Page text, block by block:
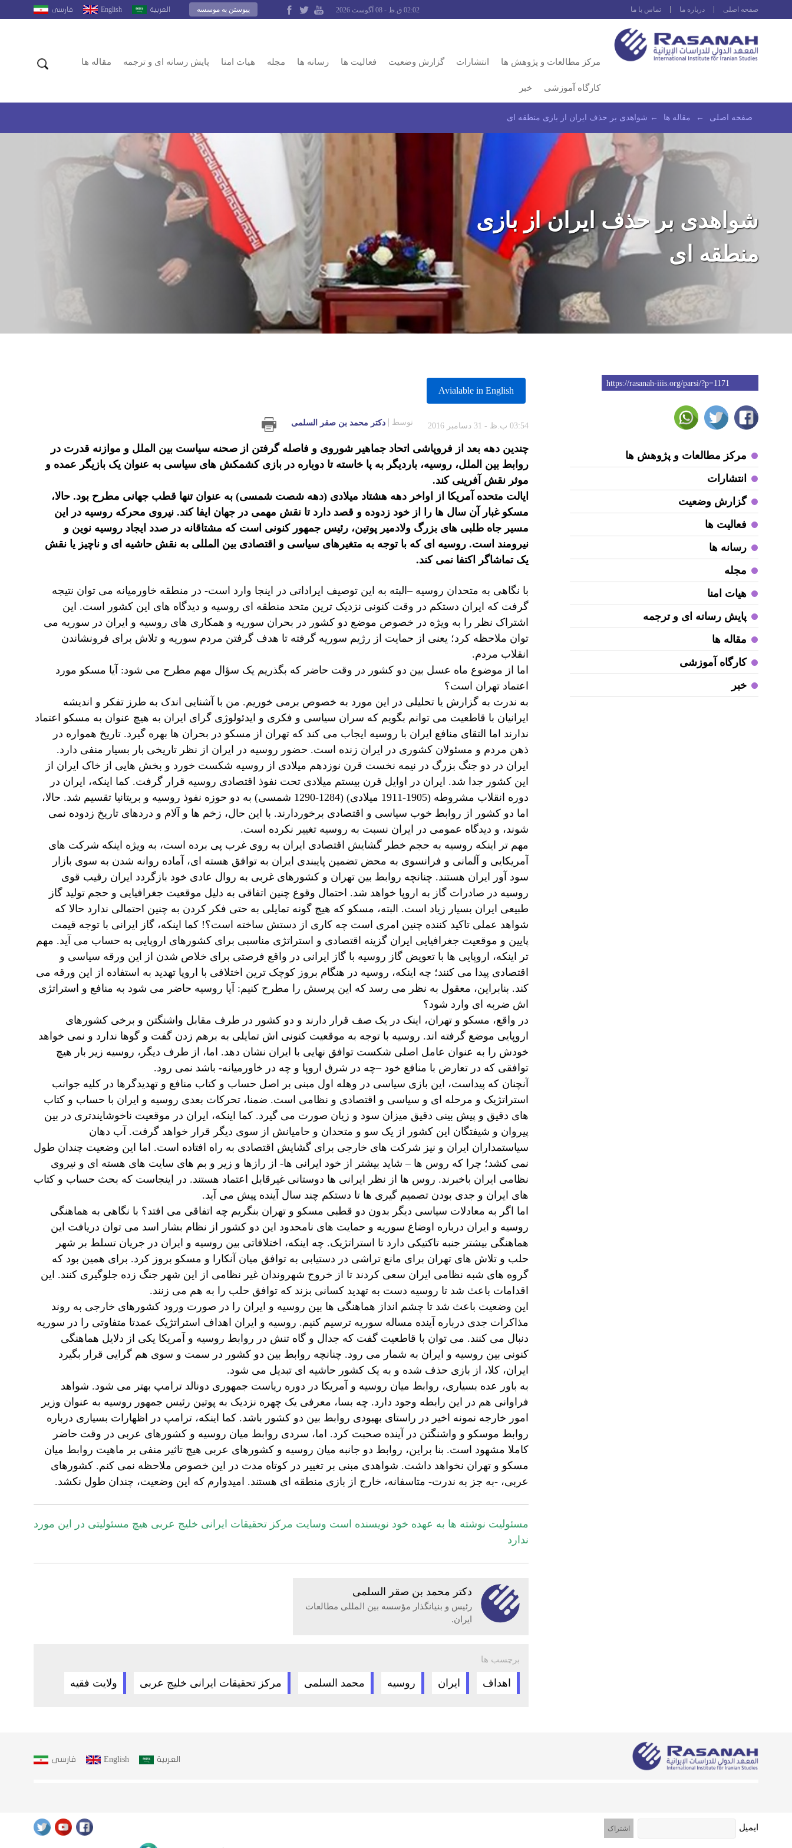
صفحه اصلى درباره ما تماس با ما العربية English فارسى پیوستن به موسسه 02:02 ق.ظ - 08 آگوست 2026
مرکز مطالعات و پژوهش ها انتشارات گزارش وضعیت فعالیت ها رسانه ها مجله هیات امنا پایش رسانه ای و ترجمه مقاله ها
کارگاه آموزشی خبر
صفحه اصلى ← مقاله ها ← شواهدی بر حذف ایران از بازی منطقه ای
شواهدی بر حذف ایران از بازی
منطقه ای
https://rasanah-iiis.org/parsi/?p=1171
مرکز مطالعات و پژوهش ها
انتشارات
گزارش وضعیت
فعالیت ها
رسانه ها
مجله
هیات امنا
پایش رسانه ای و ترجمه
مقاله ها
کارگاه آموزشی
خبر
Avialable in English
03:54 ب.ظ - 31 دسامبر 2016 توسط دكتر محمد بن صقر السلمى
چندین دهه بعد از فروپاشی اتحاد جماهیر شوروی و فاصله گرفتن از صحنه سیاست بین الملل و موازنه قدرت در
روابط بین الملل، روسیه، باردیگر به پا خاسته تا دوباره در بازی کشمکش های سیاسی به عنوان یک بازیگر عمده و
موثر نقش آفرینی کند.
ایالت متحده آمریکا از اواخر دهه هشتاد میلادی (دهه شصت شمسی) به عنوان تنها قطب جهانی مطرح بود. حالا،
مسکو غبار آن سال ها را از خود زدوده و قصد دارد تا نقش مهمی در جهان ایفا کند. نیروی محرکه روسیه در این
مسیر جاه طلبی های بزرگ ولادمیر پوتین، رئیس جمهور کنونی است که مشتاقانه در صدد ایجاد روسیه نوین و
نیرومند است. روسیه ای که با توجه به متغیرهای سیاسی و اقتصادی بین المللی به نقش حاشیه ای و ناچیز یا نقش
یک تماشاگر اکتفا نمی کند.
با نگاهی به متحدان روسیه –البته به این توصیف ایراداتی در اینجا وارد است- در منطقه خاورمیانه می توان نتیجه
گرفت که ایران دستکم در وقت کنونی نزدیک ترین متحد منطقه ای روسیه و دیدگاه های این کشور است. این
اشتراک نظر را به ویژه در خصوص موضع دو کشور در بحران سوریه و همکاری های روسیه و ایران در سوریه می
توان ملاحظه کرد؛ یعنی از حمایت از رژیم سوریه گرفته تا هدف گرفتن مردم سوریه و تلاش برای فرونشاندن
انقلاب مردم.
اما از موضوع ماه عسل بین دو کشور در وقت حاضر که بگذریم یک سؤال مهم مطرح می شود: آیا مسکو مورد
اعتماد تهران است؟
به ندرت به گزارش یا تحلیلی در این مورد به خصوص برمی خوریم. من با آشنایی اندک به طرز تفکر و اندیشه
ایرانیان با قاطعیت می توانم بگویم که سران سیاسی و فکری و ایدئولوژی گرای ایران به هیچ عنوان به مسکو اعتماد
ندارند اما التقای منافع ایران با روسیه ایجاب می کند که تهران از مسکو در بحران ها بهره گیرد. تاریخ همواره در
ذهن مردم و مسئولان کشوری در ایران زنده است. حضور روسیه در ایران از نظر تاریخی بار بسیار منفی دارد.
ایران در دو جنگ بزرگ در نیمه نخست قرن نوزدهم میلادی از روسیه شکست خورد و بخش هایی از خاک ایران از
این کشور جدا شد. ایران در اوایل قرن بیستم میلادی تحت نفوذ اقتصادی روسیه قرار گرفت. کما اینکه، ایران در
دوره انقلاب مشروطه (1905-1911 میلادی) (1284-1290 شمسی) به دو حوزه نفوذ روسیه و بریتانیا تقسیم شد. حالا،
اما دو کشور از روابط خوب سیاسی و اقتصادی برخوردارند. با این حال، زخم ها و آلام و دردهای تاریخ زدوده نمی
شوند، و دیدگاه عمومی در ایران نسبت به روسیه تغییر نکرده است.
مهم تر اینکه روسیه به حجم خطر گشایش اقتصادی ایران به روی غرب پی برده است، به ویژه اینکه شرکت های
آمریکایی و آلمانی و فرانسوی به محض تضمین پایبندی ایران به توافق هسته ای، آماده روانه شدن به سوی بازار
سود آور ایران هستند. چنانچه روابط بین تهران و کشورهای غربی به روال عادی خود بازگردد ایران رقیب قوی
روسیه در صادرات گاز به اروپا خواهد شد. احتمال وقوع چنین اتفاقی به دلیل موقعیت جغرافیایی و حجم تولید گاز
طبیعی ایران بسیار زیاد است. البته، مسکو که هیچ گونه تمایلی به حتی فکر کردن به چنین احتمالی ندارد حالا که
شواهد عملی تاکید کننده چنین امری است چه کاری از دستش ساخته است؟! کما اینکه، گاز ایرانی با توجه قیمت
پایین و موقعیت جغرافیایی ایران گزینه اقتصادی و استراتژی مناسبی برای کشورهای اروپایی به حساب می آید. مهم
تر اینکه، اروپایی ها با تعویض گاز روسیه با گاز ایرانی در واقع فرصتی برای خلاص شدن از این ورقه سیاسی و
اقتصادی پیدا می کنند؛ چه اینکه، روسیه در هنگام بروز کوچک ترین اختلافی با اروپا تهدید به استفاده از این ورقه می
کند. بنابراین، معقول به نظر می رسد که این پرسش را مطرح کنیم: آیا روسیه حاضر می شود به منافع و استراتژی
اش ضربه ای وارد شود؟
در واقع، مسکو و تهران، اینک در یک صف قرار دارند و دو کشور در طرف مقابل واشنگتن و برخی کشورهای
اروپایی موضع گرفته اند. روسیه با توجه به موقعیت کنونی اش تمایلی به برهم زدن گفت و گوها ندارد و نمی خواهد
خودش را به عنوان عامل اصلی شکست توافق نهایی با ایران نشان دهد. اما، از طرف دیگر، روسیه زیر بار هیچ
توافقی که در تعارض با منافع خود –چه در شرق اروپا و چه در خاورمیانه- باشد نمی رود.
آنچنان که پیداست، این بازی سیاسی در وهله اول مبنی بر اصل حساب و کتاب منافع و تهدیدگرها در کلیه جوانب
استراتژیک و مرحله ای و سیاسی و اقتصادی و نظامی است. ضمنا، تحرکات بعدی روسیه و ایران با حساب و کتاب
های دقیق و پیش بینی دقیق میزان سود و زیان صورت می گیرد. کما اینکه، ایران در موقعیت ناخوشایندتری در بین
پیروان و شیفتگان این کشور از یک سو و متحدان و حامیانش از سوی دیگر قرار خواهد گرفت. آب دهان
سیاستمداران ایران و نیز شرکت های خارجی برای گشایش اقتصادی به راه افتاده است. اما این وضعیت چندان طول
نمی کشد؛ چرا که روس ها – شاید بیشتر از خود ایرانی ها- از رازها و زیر و بم های سایت های هسته ای و نیروی
نظامی ایران باخبرند. روس ها از نظر ایرانی ها دوستانی غیرقابل اعتماد هستند. در اینجاست که بحث حساب و کتاب
های ایران و جدی بودن تصمیم گیری ها تا دستکم چند سال آینده پیش می آید.
اما اگر به معادلات سیاسی دیگر بدون دو قطبی مسکو و تهران بنگریم چه اتفاقی می افتد؟ با نگاهی به هماهنگی
روسیه و ایران درباره اوضاع سوریه و حمایت های نامحدود این دو کشور از نظام بشار اسد می توان دریافت این
هماهنگی بیشتر جنبه تاکتیکی دارد تا استراتژیک. چه اینکه، اختلافاتی بین روسیه و ایران در جریان تسلط بر شهر
حلب و تلاش های تهران برای مانع تراشی در دستیابی به توافق میان آنکارا و مسکو بروز کرد. برای همین بود که
گروه های شبه نظامی ایران سعی کردند تا از خروج شهروندان غیر نظامی از این شهر جنگ زده جلوگیری کنند. این
اقدامات باعث شد تا روسیه دست به تهدید کسانی بزند که توافق حلب را به هم می زنند.
این وضعیت باعث شد تا چشم انداز هماهنگی ها بین روسیه و ایران را در صورت ورود کشورهای خارجی به روند
مذاکرات جدی درباره آینده مساله سوریه ترسیم کنیم. روسیه و ایران اهداف استراتژیک عمدتا متفاوتی را در سوریه
دنبال می کنند. می توان با قاطعیت گفت که جدال و گاه تنش در روابط روسیه و آمریکا یکی از دلایل هماهنگی
کنونی بین روسیه و ایران به شمار می رود. چنانچه روابط بین دو کشور در سمت و سوی هم گرایی قرار بگیرد
ایران، کلا، از بازی حذف شده و به یک کشور حاشیه ای تبدیل می شود.
به باور عده بسیاری، روابط میان روسیه و آمریکا در دوره ریاست جمهوری دونالد ترامپ بهتر می شود. شواهد
فراوانی هم در این رابطه وجود دارد. چه بسا، معرفی یک چهره نزدیک به پوتین رئیس جمهور روسیه به عنوان وزیر
امور خارجه نمونه اخیر در راستای بهبودی روابط بین دو کشور باشد. کما اینکه، ترامپ در اظهارات بسیاری درباره
روابط موسکو و واشنگتن در آینده صحبت کرد. اما، سردی روابط میان روسیه و کشورهای عربی در وقت حاضر
کاملا مشهود است. بنا براین، روابط دو جانبه میان روسیه و کشورهای عربی هیچ تاثیر منفی بر ماهیت روابط میان
مسکو و تهران نخواهد داشت. شواهدی مبنی بر تغییر در کوتاه مدت در این خصوص ملاحظه نمی کنم. کشورهای
عربی، -به جز به ندرت- متاسفانه، خارج از بازی منطقه ای هستند. امیدوارم که این وضعیت، چندان طول نکشد.
مسئولیت نوشته ها به عهده خود نویسنده است وسایت مرکز تحقیقات ایرانی خلیج عربی هیچ مسئولیتی در این مورد
ندارد
دكتر محمد بن صقر السلمى
رئیس و بنیانگذار مؤسسه بین المللی مطالعات
ایران.
برچسب ها
اهداف ایران روسیه محمد السلمی مرکز تحقیقات ایرانی خلیج عربی ولایت فقیه
العربية English فارسى
ایمیل